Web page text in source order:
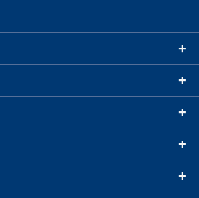
+
+
+
+
+